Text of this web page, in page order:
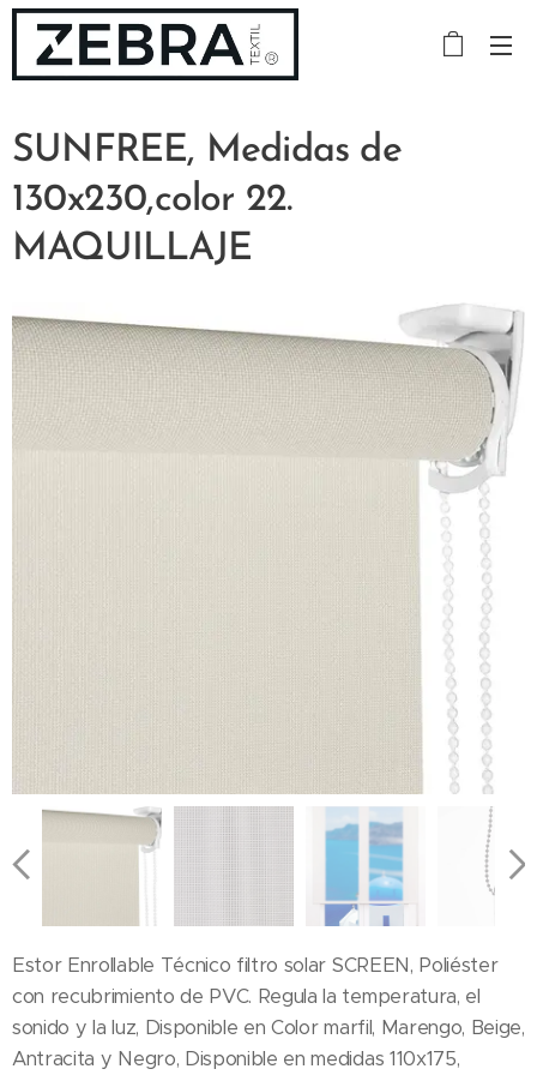
SUNFREE, Medidas de
130x230,color 22.
MAQUILLAJE
Estor Enrollable Técnico filtro solar SCREEN, Poliéster
con recubrimiento de PVC. Regula la temperatura, el
sonido y la luz, Disponible en Color marfil, Marengo, Beige,
Antracita y Negro, Disponible en medidas 110x175,